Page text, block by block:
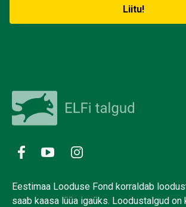
Eestimaa Looduse Fond korraldab
saab kaasa lüüa igaüks. Loodustalgud on